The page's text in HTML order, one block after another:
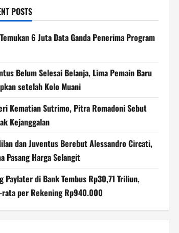
POSTS
6 Juta Data Ganda Penerima Program
Belum Selesai Belanja, Lima Pemain Baru
setelah Kolo Muani
Kematian Sutrimo, Pitra Romadoni Sebut
Kejanggalan
dan Juventus Berebut Alessandro Circati,
Pasang Harga Selangit
Paylater di Bank Tembus Rp30,71 Triliun,
rata per Rekening Rp940.000